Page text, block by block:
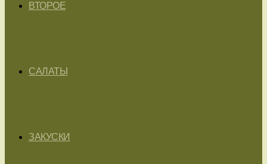
ВТОРОЕ
САЛАТЫ
ЗАКУСКИ